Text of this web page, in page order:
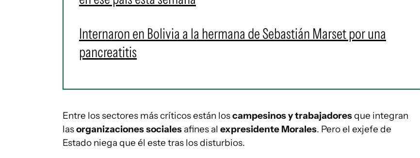
Internaron en Bolivia a la hermana de Sebastián Marset por una
pancreatitis
Entre los sectores más críticos están loscampesinos y trabajadoresque integran
lasorganizaciones sociales afines al expresidente Morales. Pero el exjefe de
Estado niega que él este tras los disturbios.